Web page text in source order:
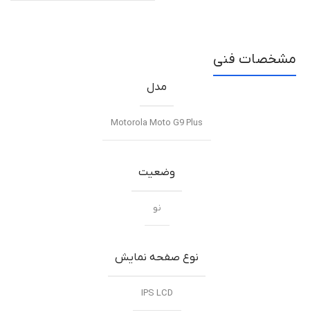
مشخصات فنی
مدل
Motorola Moto G9 Plus
وضعیت
نو
نوع صفحه نمایش
IPS LCD